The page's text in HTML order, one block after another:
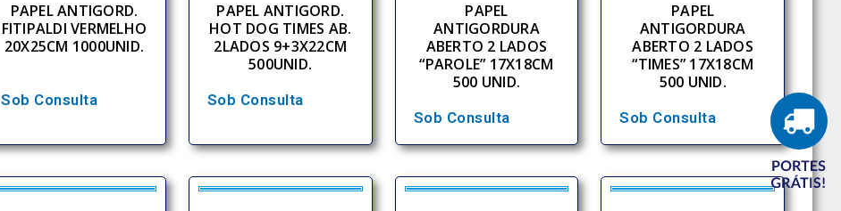
PAPEL ANTIGORD.
FITIPALDI VERMELHO
20X25CM 1000UNID.
Sob Consulta
PAPEL ANTIGORD.
HOT DOG TIMES AB.
2LADOS 9+3X22CM
500UNID.
Sob Consulta
PAPEL
ANTIGORDURA
ABERTO 2 LADOS
“PAROLE” 17X18CM
500 UNID.
Sob Consulta
PAPEL
ANTIGORDURA
ABERTO 2 LADOS
“TIMES” 17X18CM
500 UNID.
Sob Consulta